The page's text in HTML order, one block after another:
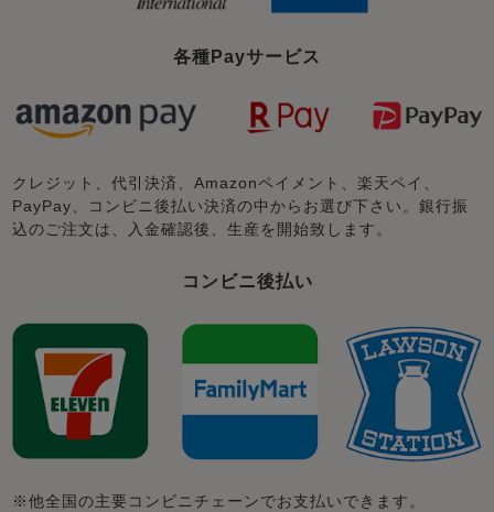
各種Payサービス
クレジット、代引決済、Amazonペイメント、楽天ペイ、
PayPay、コンビニ後払い決済の中からお選び下さい。銀行振
込のご注文は、入金確認後、生産を開始致します。
コンビニ後払い
※他全国の主要コンビニチェーンでお支払いできます。